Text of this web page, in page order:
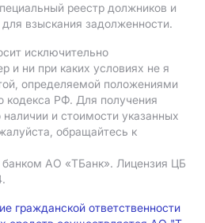
реестр должников и
для взыскания задолженности.
исключительно
и ни при каких условиях не я
определяемой положениями
кодекса РФ. Для получения
и стоимости указанных
обращайтесь к
АO «ТБанк». Лицензия ЦБ
гражданской ответственности